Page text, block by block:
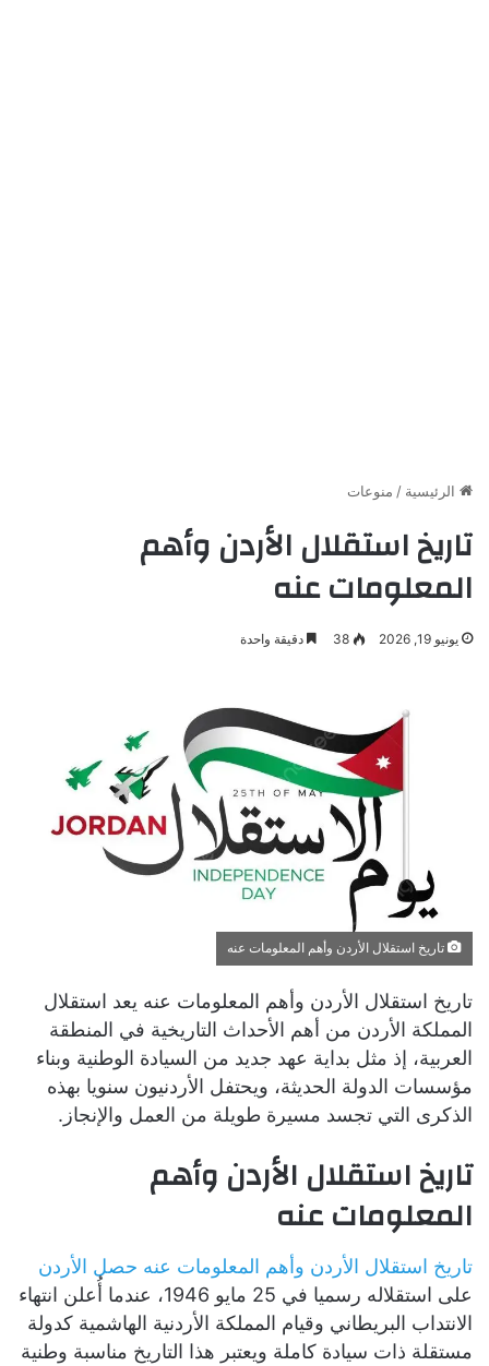
الرئيسية / منوعات
تاريخ استقلال الأردن وأهم
المعلومات عنه
يونيو 19, 2026 38 دقيقة واحدة
تاريخ استقلال الأردن وأهم المعلومات عنه
تاريخ استقلال الأردن وأهم المعلومات عنه يعد استقلال
المملكة الأردن من أهم الأحداث التاريخية في المنطقة
العربية، إذ مثل بداية عهد جديد من السيادة الوطنية وبناء
مؤسسات الدولة الحديثة، ويحتفل الأردنيون سنويا بهذه
الذكرى التي تجسد مسيرة طويلة من العمل والإنجاز.
تاريخ استقلال الأردن وأهم
المعلومات عنه
تاريخ استقلال الأردن وأهم المعلومات عنه حصل الأردن
على استقلاله رسميا في 25 مايو 1946، عندما أُعلن انتهاء
الانتداب البريطاني وقيام المملكة الأردنية الهاشمية كدولة
مستقلة ذات سيادة كاملة ويعتبر هذا التاريخ مناسبة وطنية